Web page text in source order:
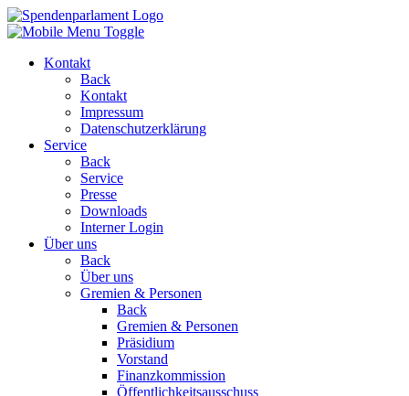
Kontakt
Back
Kontakt
Impressum
Datenschutzerklärung
Service
Back
Service
Presse
Downloads
Interner Login
Über uns
Back
Über uns
Gremien & Personen
Back
Gremien & Personen
Präsidium
Vorstand
Finanzkommission
Öffentlichkeitsausschuss